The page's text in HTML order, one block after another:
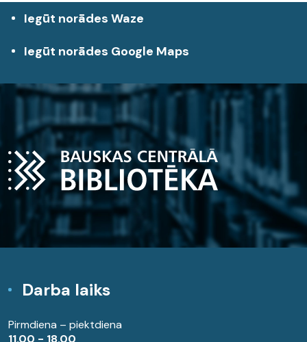
Iegūt norādes Waze
Iegūt norādes Google Maps
Darba laiks
Pirmdiena – piektdiena
11.00 - 18.00